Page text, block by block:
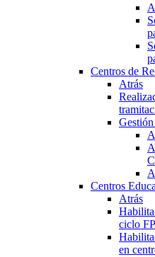
Centros de
Atrás
Centros
Atrás
ciclo FP
en